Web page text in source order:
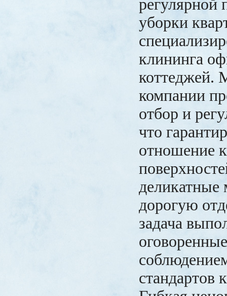
уборки
клининга
коттеджей.
компании
отбор и
что
отношение
деликатные
дорогую
задача
стандартов